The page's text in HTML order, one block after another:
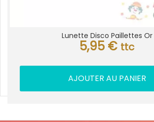
Lunette Disco Paillettes Or
5,95 € ttc
AJOUTER AU PANIER